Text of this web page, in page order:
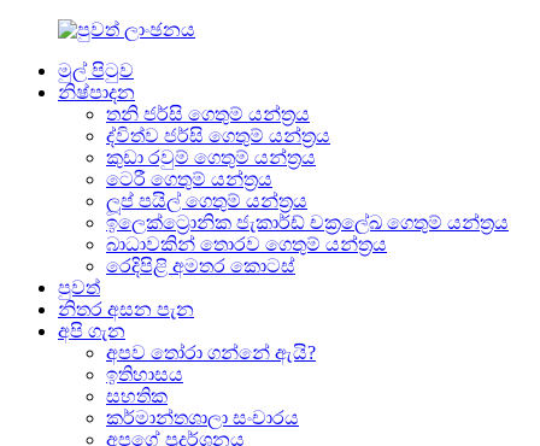
මුල් පිටුව
නිෂ්පාදන
තනි ජර්සි ගෙතුම් යන්ත්‍රය
ද්විත්ව ජර්සි ගෙතුම් යන්ත්‍රය
කුඩා රවුම් ගෙතුම් යන්ත්‍රය
ටෙරී ගෙතුම් යන්ත්‍රය
ලූප් පයිල් ගෙතුම් යන්ත්‍රය
ඉලෙක්ට්‍රොනික ජැකාර්ඩ් චක්‍රලේඛ ගෙතුම් යන්ත්‍රය
බාධාවකින් තොරව ගෙතුම් යන්ත්‍රය
රෙදිපිළි අමතර කොටස්
පුවත්
නිතර අසන පැන
අපි ගැන
අපව තෝරා ගන්නේ ඇයි?
ඉතිහාසය
සහතික
කර්මාන්තශාලා සංචාරය
අපගේ ප්‍රදර්ශනය